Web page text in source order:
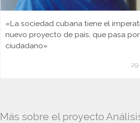
«La sociedad cubana tiene el
nuevo proyecto de país, que pasa
ciudadano»
Más sobre el proyecto